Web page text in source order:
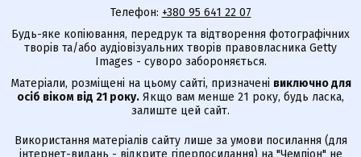
Телефон: +380 95 641 22 07
Будь-яке копіювання, передрук та відтворення фотографічних
творів та/або аудіовізуальних творів правовласника Getty
Images - суворо забороняється.
Матеріали, розміщені на цьому сайті, призначені виключно для
осіб віком від 21 року. Якщо вам менше 21 року, будь ласка,
залиште цей сайт.
Використання матеріалів сайту лише за умови посилання (для
інтернет-видань - відкрите гіперпосилання) на "Чемпіон" не